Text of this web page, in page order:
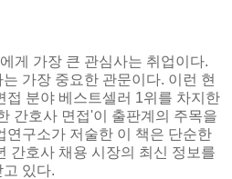
게 가장 큰 관심사는 취업이다.
가장 중요한 관문이다. 이런 현
접 분야 베스트셀러 1위를 차지한
간호사 면접'이 출판계의 주목을
연구소가 저술한 이 책은 단순한
간호사 채용 시장의 최신 정보를
있다.